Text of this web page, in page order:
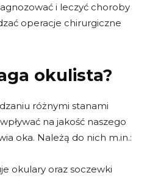
i leczyć choroby
operacje chirurgiczne
okulista?
różnymi stanami
na jakość naszego
oka. Należą do nich m.in.:
okulary oraz soczewki